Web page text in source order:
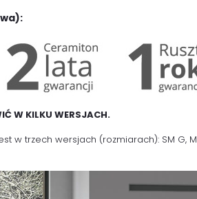
W KILKU WERSJACH.
w trzech wersjach (rozmiarach): SM G,